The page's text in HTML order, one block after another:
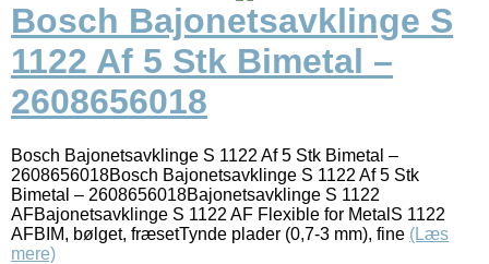
Bosch Bajonetsavklinge S
1122 Af 5 Stk Bimetal –
2608656018
Bosch Bajonetsavklinge S 1122 Af 5 Stk Bimetal –
2608656018Bosch Bajonetsavklinge S 1122 Af 5 Stk
Bimetal – 2608656018Bajonetsavklinge S 1122
AFBajonetsavklinge S 1122 AF Flexible for MetalS 1122
AFBIM, bølget, fræsetTynde plader (0,7-3 mm), fine (Læs
mere)